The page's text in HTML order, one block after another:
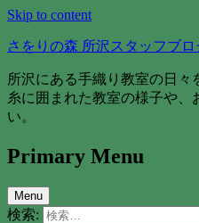
Skip to content
さをりの森 所沢スタッフブロ
所沢にある手織り教室の日
糸に囲まれた教室の様子や、
い。
Primary Menu
Menu
検索: